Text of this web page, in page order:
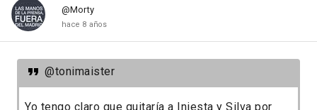
@Morty
hace 8 años
@tonimaister
Yo tengo claro que quitaría a Iniesta y Silva por